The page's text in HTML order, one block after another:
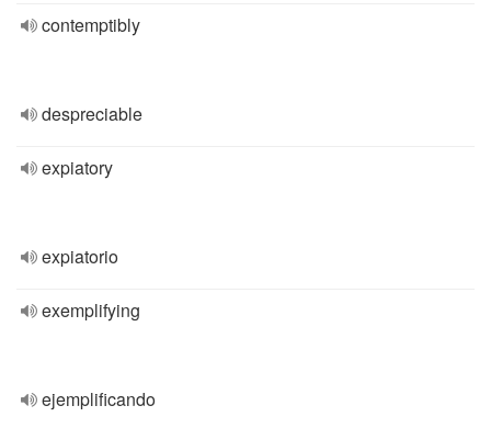
contemptibly
despreciable
expiatory
expiatorio
exemplifying
ejemplificando